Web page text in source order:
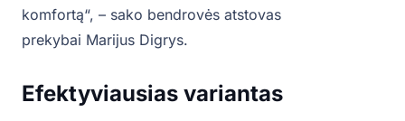
komfortą“, – sako bendrovės atstovas
prekybai Marijus Digrys.
Efektyviausias variantas